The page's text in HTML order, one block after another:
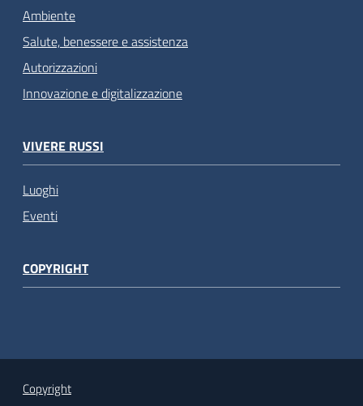
Ambiente
Salute, benessere e assistenza
Autorizzazioni
Innovazione e digitalizzazione
VIVERE RUSSI
Luoghi
Eventi
COPYRIGHT
Copyright